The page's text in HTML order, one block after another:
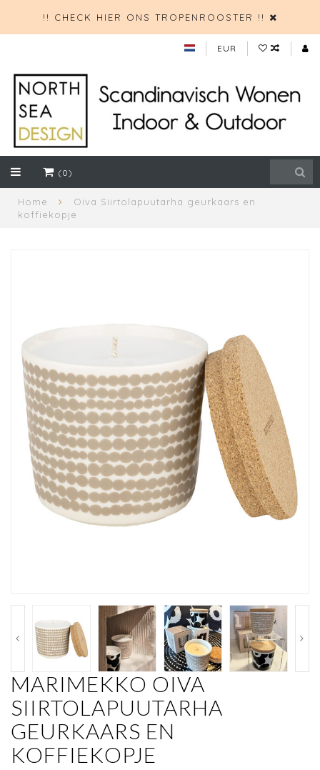
!! CHECK HIER ONS TROPENROOSTER !!
EUR
(0)
Home
Oiva Siirtolapuutarha geurkaars en
koffiekopje
MARIMEKKO OIVA
SIIRTOLAPUUTARHA
GEURKAARS EN
KOFFIEKOPJE